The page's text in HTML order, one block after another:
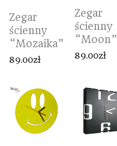
Zegar
ścienny
“Mozaika”
89.00zł
Zegar
ścienny
“Moon”
89.00zł